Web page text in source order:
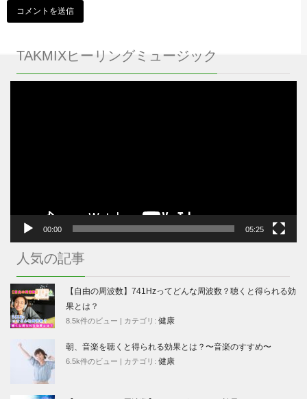
TAKMIXヒーリングミュージック
00:00 05:25
人気の記事
【自由の周波数】741Hzってどんな周波数？聴くと得られる効
果とは？
8.5k件のビュー カテゴリ: 健康
朝、音楽を聴くと得られる効果とは？〜音楽のすすめ〜
6.5k件のビュー カテゴリ: 健康